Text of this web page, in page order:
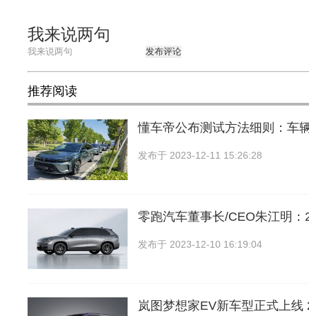
我来说两句
发布评论
推荐阅读
懂车帝公布测试方法细则：车
发布于 2023-12-11 15:26:28
零跑汽车董事长/CEO朱江明：
发布于 2023-12-10 16:19:04
岚图梦想家EV新车型正式上线